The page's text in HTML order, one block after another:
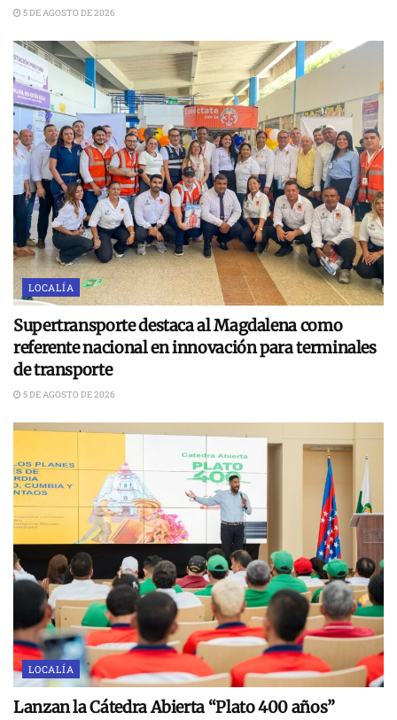
5 DE AGOSTO DE 2026
LOCALÍA
Supertransporte destaca al Magdalena como
referente nacional en innovación para terminales
de transporte
5 DE AGOSTO DE 2026
LOCALÍA
Lanzan la Cátedra Abierta “Plato 400 años”